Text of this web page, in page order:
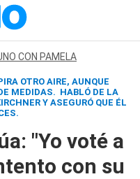
CON PAMELA
OTRO AIRE, AUNQUE
MEDIDAS. HABLÓ DE LA
Y ASEGURÓ QUE ÉL
"Yo voté a
con su